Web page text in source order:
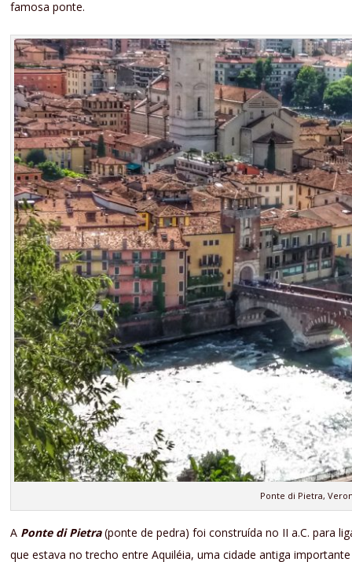
famosa ponte.
Ponte di Pietra,
A Ponte di Pietra(ponte de pedra) foi construída no II a.C. para
que estava no trecho entre Aquiléia, uma cidade antiga